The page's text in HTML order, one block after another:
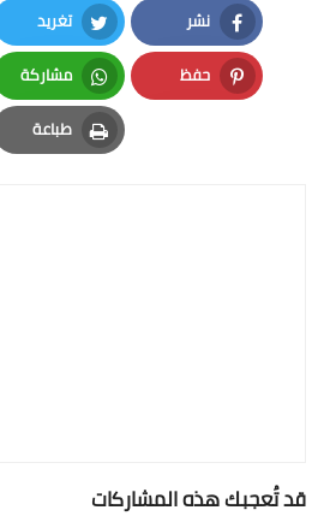
نشر
Facebook
تغريد
Twitter
حفظ
Pinterest
مشاركة
Whatsapp
طباعة
Print
قد تُعجبك هذه المشاركات